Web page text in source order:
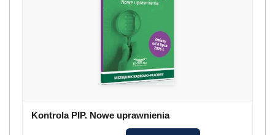
Kontrola PIP. Nowe uprawnienia